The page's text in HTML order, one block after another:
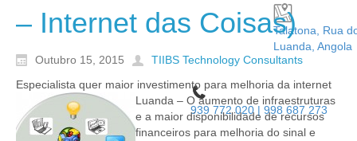
Talatona, Rua
Luanda, Angola
939 772 020 | 998 687 273
– Internet das Coisas)
Outubro 15, 2015
TIIBS Technology Consultants
Especialista quer maior investimento para melhoria da internet
Luanda – O aumento de infraestruturas
e a maior disponibilidade de recursos
financeiros para melhoria do sinal e